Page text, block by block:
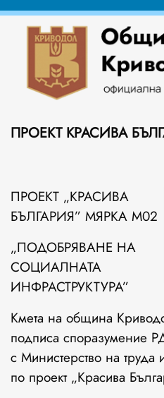
ПРОЕКТ КРАСИВА
ПРОЕКT „КРАСИВА
БЪЛГАРИЯ” МЯРКА М02
„ПОДОБРЯВАНЕ НА
СОЦИАЛНАТА
ИНФРАСТРУКТУРА”
Кмета на община
подписа споразумение
с Министерство на труда
по проект „Красива